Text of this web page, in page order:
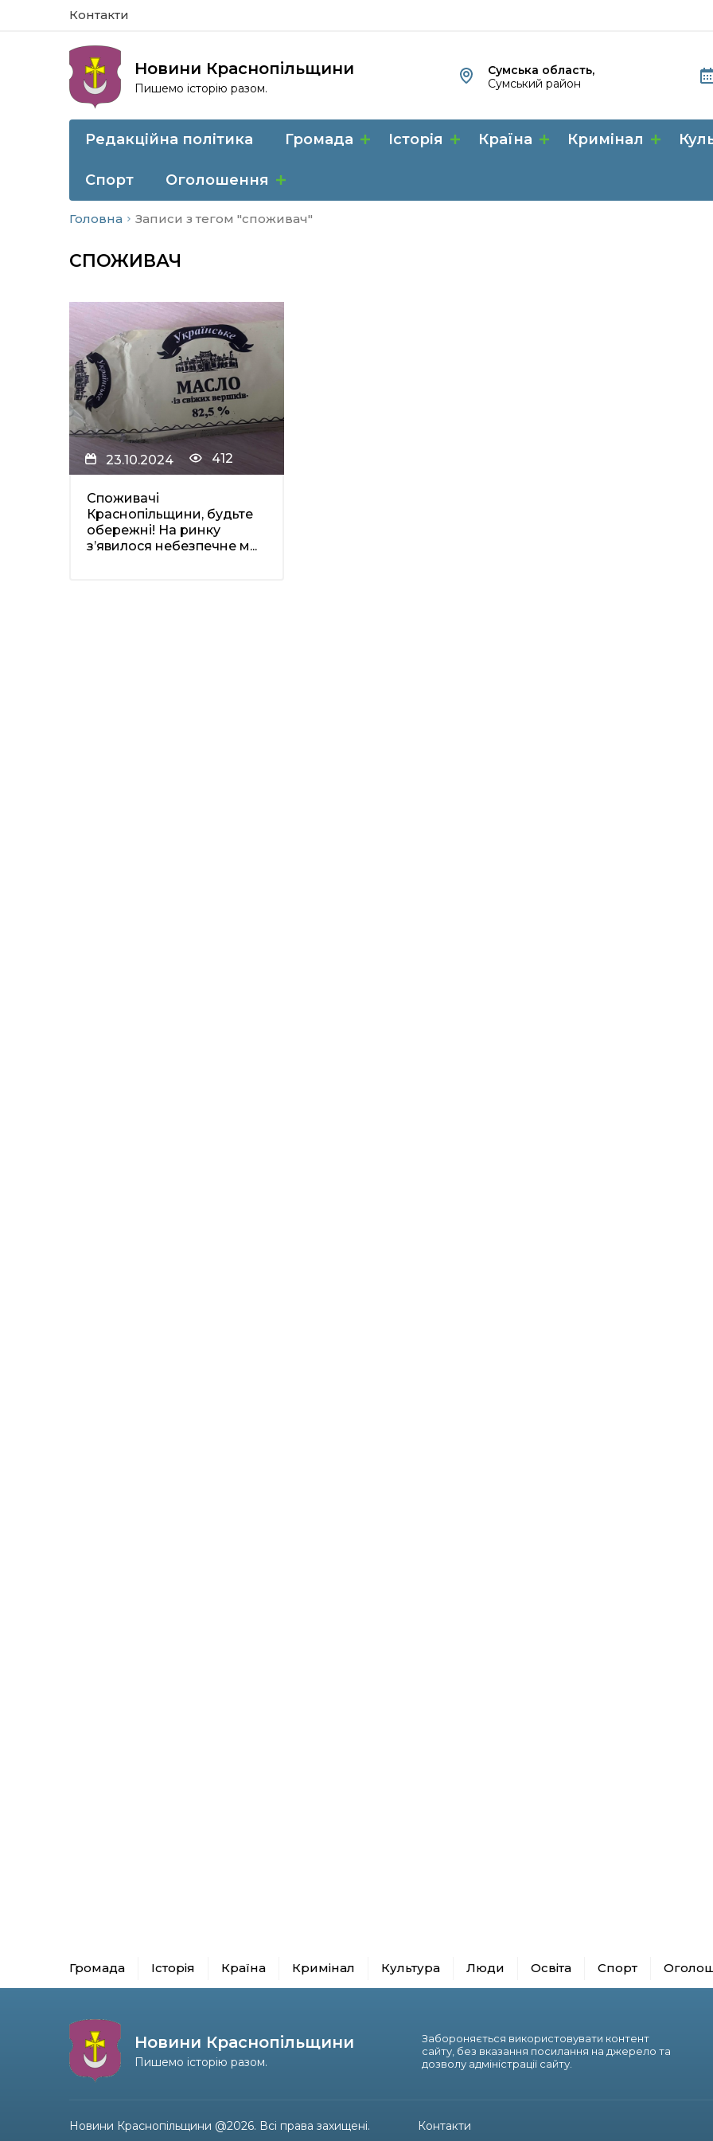
Контакти
Новини Краснопільщини
Пишемо історію разом.
Сумська область,
Сумський район
Редакційна політика Громада Історія Країна Кримінал
Спорт Оголошення
Головна Записи з тегом "споживач"
СПОЖИВАЧ
23.10.2024 412
Споживачі
Краснопільщини, будьте
обережні! На ринку
з’явилося небезпечне м...
Громада Історія Країна Кримінал Культура Люди Освіта Спорт
Новини Краснопільщини
Пишемо історію разом.
Забороняється використовувати контент
сайту, без вказання посилання на джерело та
дозволу адміністрації сайту.
Новини Краснопільщини @2026. Всі права захищені. Контакти